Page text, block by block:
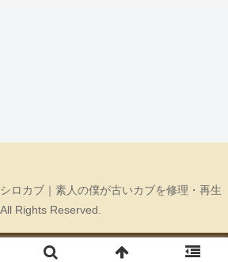
ロカブ｜素人の僕が古いカブを修理・再生
All Rights Reserved.